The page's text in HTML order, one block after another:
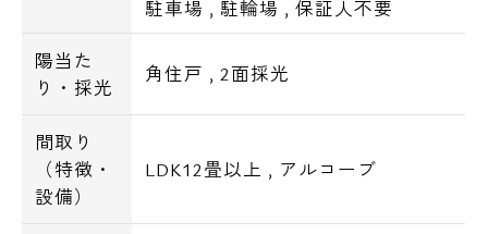
駐車場 , 駐輪場 , 保証人不要
陽当た
り・採光
角住戸 ,2面採光
間取り
（特徴・
設備）
LDK12畳以上 , アルコーブ